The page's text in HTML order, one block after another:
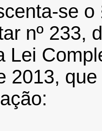
se o
nº 233,
Lei
2013,